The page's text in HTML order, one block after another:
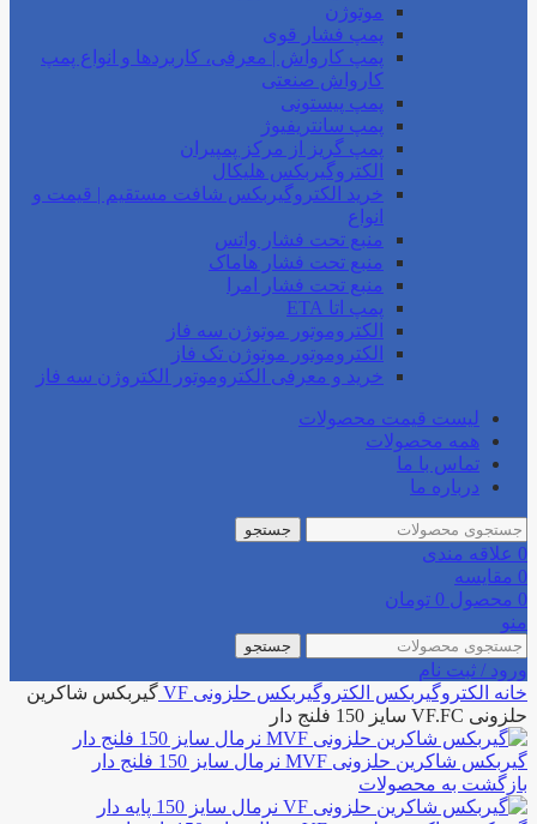
موتوژن
پمپ فشار قوی
پمپ کارواش | معرفی، کاربردها و انواع پمپ
کارواش صنعتی
پمپ پیستونی
پمپ سانتریفیوژ
پمپ گریز از مرکز پمپیران
الکتروگیربکس هلیکال
خرید الکتروگیربکس شافت مستقیم | قیمت و
انواع
منبع تحت فشار واتس
منبع تحت فشار هاماک
منبع تحت فشار امرا
پمپ اتا ETA
الکتروموتور موتوژن سه فاز
الکتروموتور موتوژن تک فاز
خرید و معرفی الکتروموتور الکتروژن سه فاز
لیست قیمت محصولات
همه محصولات
تماس با ما
درباره ما
جستجو
0 علاقه مندی
0 مقایسه
0 محصول 0 تومان
منو
جستجو
ورود / ثبت نام
خانه الکتروگیربکس الکتروگیربکس حلزونی VF گیربکس شاکرین
حلزونی VF.FC سایز 150 فلنج دار
گیربکس شاکرین حلزونی MVF نرمال سایز 150 فلنج دار
بازگشت به محصولات